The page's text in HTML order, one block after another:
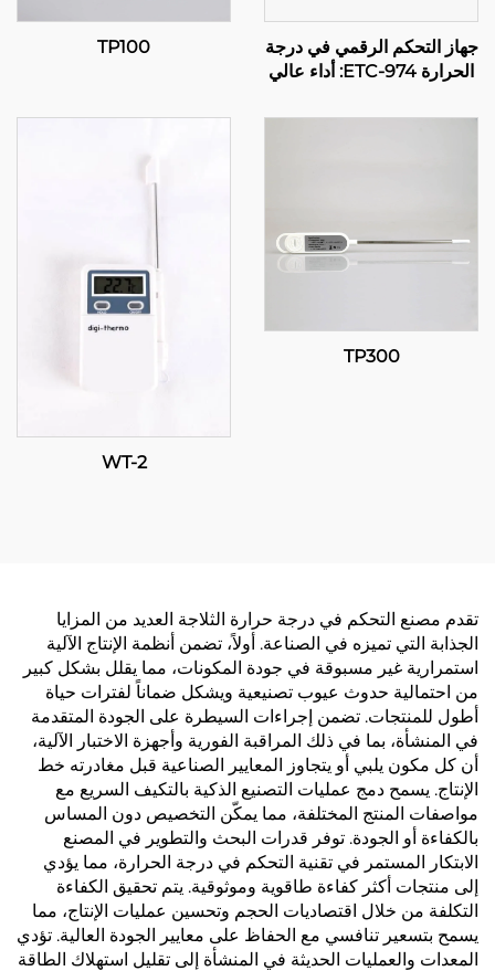
جهاز التحكم الرقمي في درجة
الحرارة ETC-974: أداء عالي
للتطبيقات الصناعية
TP100
TP300
WT-2
تقدم مصنع التحكم في درجة حرارة الثلاجة العديد من المزايا
الجذابة التي تميزه في الصناعة. أولاً، تضمن أنظمة الإنتاج الآلية
استمرارية غير مسبوقة في جودة المكونات، مما يقلل بشكل كبير
من احتمالية حدوث عيوب تصنيعية ويشكل ضماناً لفترات حياة
أطول للمنتجات. تضمن إجراءات السيطرة على الجودة المتقدمة
في المنشأة، بما في ذلك المراقبة الفورية وأجهزة الاختبار الآلية،
أن كل مكون يلبي أو يتجاوز المعايير الصناعية قبل مغادرته خط
الإنتاج. يسمح دمج عمليات التصنيع الذكية بالتكيف السريع مع
مواصفات المنتج المختلفة، مما يمكّن التخصيص دون المساس
بالكفاءة أو الجودة. توفر قدرات البحث والتطوير في المصنع
الابتكار المستمر في تقنية التحكم في درجة الحرارة، مما يؤدي
إلى منتجات أكثر كفاءة طاقوية وموثوقية. يتم تحقيق الكفاءة
التكلفة من خلال اقتصاديات الحجم وتحسين عمليات الإنتاج، مما
يسمح بتسعير تنافسي مع الحفاظ على معايير الجودة العالية. تؤدي
المعدات والعمليات الحديثة في المنشأة إلى تقليل استهلاك الطاقة